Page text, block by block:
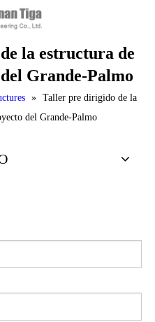
la estructura de
Grande-Palmo
» Taller pre dirigido de la
del Grande-Palmo